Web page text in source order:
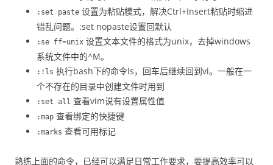
:set paste 设置为粘贴模式，解决Ctrl+Insert粘贴时缩进
错乱问题。:set nopaste设置回默认
:se ff=unix 设置文本文件的格式为unix，去掉windows
系统文件中的^M。
:!ls 执行bash下的命令ls，回车后继续回到vi。一般在一
个不存在的目录中创建文件时用到
:set all 查看vim说有设置属性值
:map 查看绑定的快捷键
:marks 查看可用标记
熟练上面的命令，已经可以满足日常工作要求，要提高效率可以